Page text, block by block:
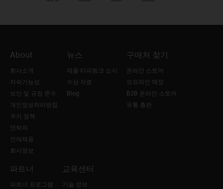
About
회사소개
지속가능성
보안 및 규정 준수
개인정보처리방침
쿠키 정책
연락처
인재채용
회사정보
뉴스
제품·티피링크 소식
수상 자료
Blog
구매처 찾기
온라인 스토어
오프라인 매장
B2B 온라인 스토어
유통 총판
파트너
파트너 프로그램
교육센터
기술 정보